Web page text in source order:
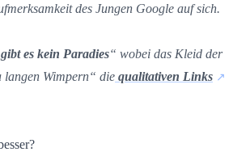
des Jungen Google auf sich.
es kein Paradies“ wobei das Kleid der
Wimpern“ die qualitativen Links